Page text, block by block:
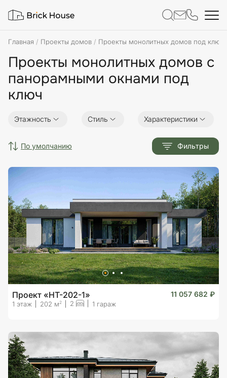
Главная Проекты домов Проекты монолитных домов под ключ
Проекты монолитных домов с
панорамными окнами под
ключ
Этажность Стиль Характеристики
по умолчанию Фильтры
Проект «HT-202-1» 11 057 682 ₽
1 этаж 202 м2 2 1 гараж